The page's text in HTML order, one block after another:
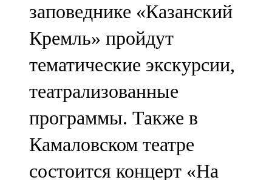
заповеднике «Казанский
Кремль» пройдут
тематические экскурсии,
театрализованные
программы. Также в
Камаловском театре
состоится концерт «На